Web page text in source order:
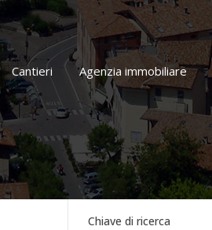
Commerciale Cantieri
Cantieri Agenzia immobiliare
Chiave di ricerca